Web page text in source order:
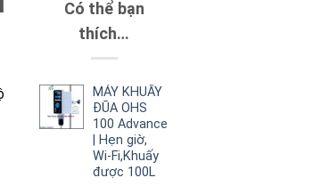
Có thể bạn
thích…
MÁY KHUẤY
ĐŨA OHS
100 Advance
| Hẹn giờ,
Wi-Fi,Khuấy
được 100L